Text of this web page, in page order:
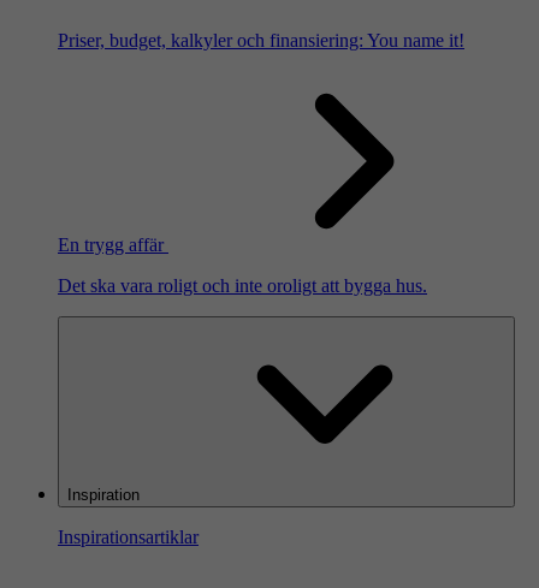
Priser, budget, kalkyler och finansiering: You name it!
En trygg affär
Det ska vara roligt och inte oroligt att bygga hus.
Inspiration
Inspirationsartiklar